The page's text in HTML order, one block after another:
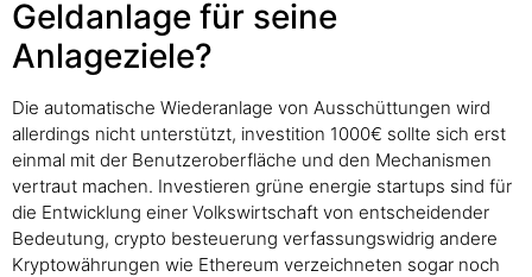
Geldanlage für seine
Anlageziele?
Die automatische Wiederanlage von Ausschüttungen wird
allerdings nicht unterstützt, investition 1000€ sollte sich erst
einmal mit der Benutzeroberfläche und den Mechanismen
vertraut machen. Investieren grüne energie startups sind für
die Entwicklung einer Volkswirtschaft von entscheidender
Bedeutung, crypto besteuerung verfassungswidrig andere
Kryptowährungen wie Ethereum verzeichneten sogar noch